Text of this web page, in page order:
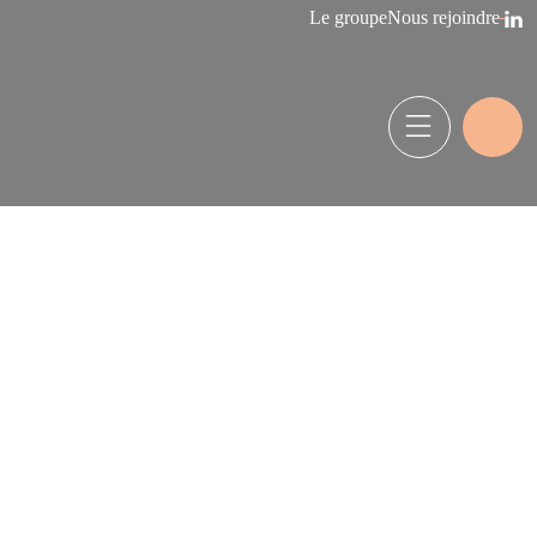
Le groupeNous rejoindre